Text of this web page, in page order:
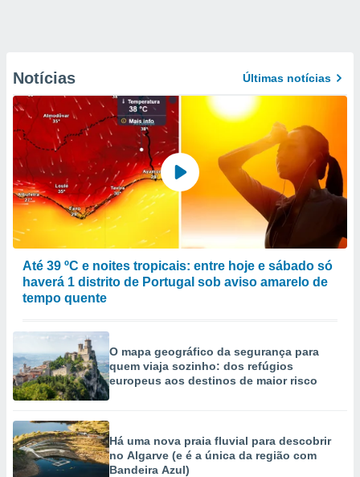
Notícias Últimas notícias
Até 39 ºC e noites tropicais: entre hoje e sábado só
haverá 1 distrito de Portugal sob aviso amarelo de
tempo quente
O mapa geográfico da segurança para
quem viaja sozinho: dos refúgios
europeus aos destinos de maior risco
Há uma nova praia fluvial para descobrir
no Algarve (e é a única da região com
Bandeira Azul)